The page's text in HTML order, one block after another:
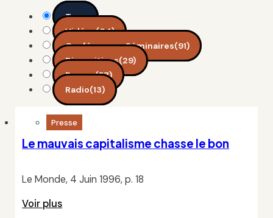
Tous
Vidéos(64)
Conférences, Séminaires(91)
Diapositives(29)
Presse(57)
Radio(13)
Presse
Le mauvais capitalisme chasse le bon
Le Monde, 4 Juin 1996, p. 18
Voir plus